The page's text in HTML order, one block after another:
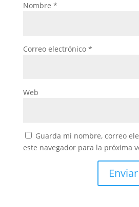
Nombre *
Correo electrónico *
Web
Guarda mi nombre, correo
este navegador para la próxima